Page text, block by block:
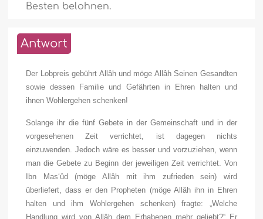
Besten belohnen.
Antwort
Der Lobpreis gebührt Allâh und möge Allâh Seinen Gesandten
sowie dessen Familie und Gefährten in Ehren halten und
ihnen Wohlergehen schenken!
Solange ihr die fünf Gebete in der Gemeinschaft und in der
vorgesehenen Zeit verrichtet, ist dagegen nichts
einzuwenden. Jedoch wäre es besser und vorzuziehen, wenn
man die Gebete zu Beginn der jeweiligen Zeit verrichtet. Von
Ibn Mas‘ûd (möge Allâh mit ihm zufrieden sein) wird
überliefert, dass er den Propheten (möge Allâh ihn in Ehren
halten und ihm Wohlergehen schenken) fragte: „Welche
Handlung wird von Allâh dem Erhabenen mehr geliebt?“ Er